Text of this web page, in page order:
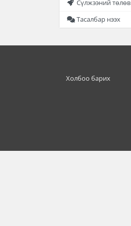
Сүлжээний төлөв
Тасалбар нээх
Холбоо барих